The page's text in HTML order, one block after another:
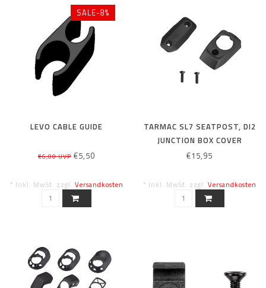
SALE-8%
LEVO CABLE GUIDE
€6,00 UVP €5,50
* Inkl. MwSt. zzgl. Versandkosten
TARMAC SL7 SEATPOST, DI2
JUNCTION BOX COVER
€15,95
* Inkl. MwSt. zzgl. Versandkosten